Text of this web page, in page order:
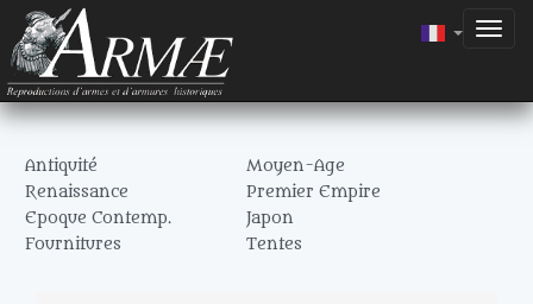
Antiquité
Moyen-Age
Renaissance
Premier Empire
Epoque Contemp.
Japon
Fournitures
Tentes